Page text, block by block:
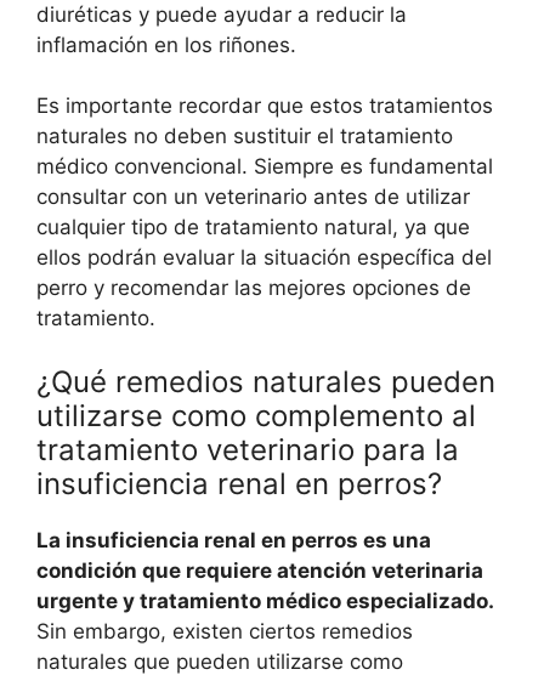
diuréticas y puede ayudar a reducir la
inflamación en los riñones.
Es importante recordar que estos tratamientos
naturales no deben sustituir el tratamiento
médico convencional. Siempre es fundamental
consultar con un veterinario antes de utilizar
cualquier tipo de tratamiento natural, ya que
ellos podrán evaluar la situación específica del
perro y recomendar las mejores opciones de
tratamiento.
¿Qué remedios naturales pueden
utilizarse como complemento al
tratamiento veterinario para la
insuficiencia renal en perros?
La insuficiencia renal en perros es una
condición que requiere atención veterinaria
urgente y tratamiento médico especializado.
Sin embargo, existen ciertos remedios
naturales que pueden utilizarse como